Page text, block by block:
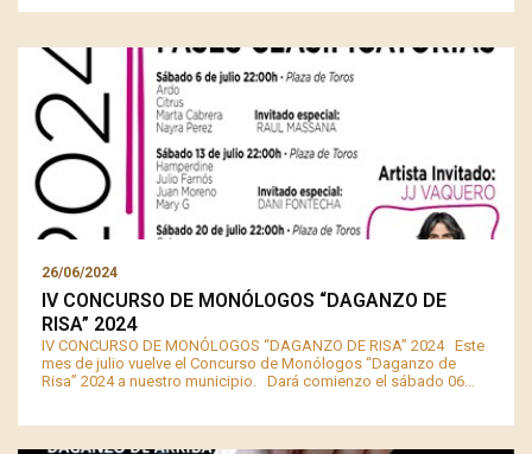
26/06/2024
IV CONCURSO DE MONÓLOGOS “DAGANZO DE
RISA” 2024
IV CONCURSO DE MONÓLOGOS “DAGANZO DE RISA” 2024 Este
mes de julio vuelve el Concurso de Monólogos “Daganzo de
Risa” 2024 a nuestro municipio. Dará comienzo el sábado 06…